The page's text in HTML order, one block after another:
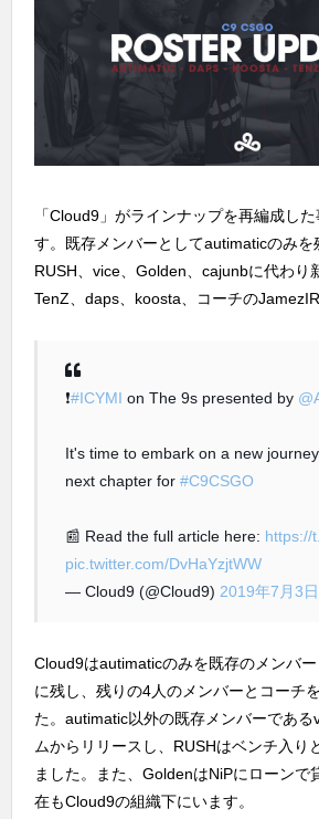
「Cloud9」がラインナップを再編成し
す。既存メンバーとしてautimaticのみを
RUSH、vice、Golden、cajunbに代わり
TenZ、daps、koosta、コーチの
❗#ICYMI on The 9s presented by
It's time to embark on a new
next chapter for #C9CSGO
📰 Read the full article here: https://
pic.twitter.com/DvHaYzjtWW
— Cloud9 (@Cloud9) 2019年7月3日
Cloud9はautimaticのみを既存のメンバ
に残し、残りの4人のメンバーとコーチ
た。autimatic以外の既存メンバーであ
ムからリリースし、RUSHはベンチ入り
ました。また、GoldenはNiPにローンで
在もCloud9の組織下にいます。